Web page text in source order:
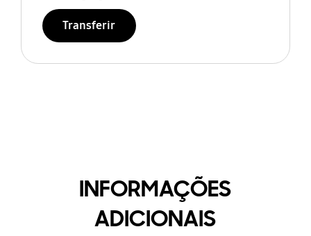
Transferir
INFORMAÇÕES
ADICIONAIS